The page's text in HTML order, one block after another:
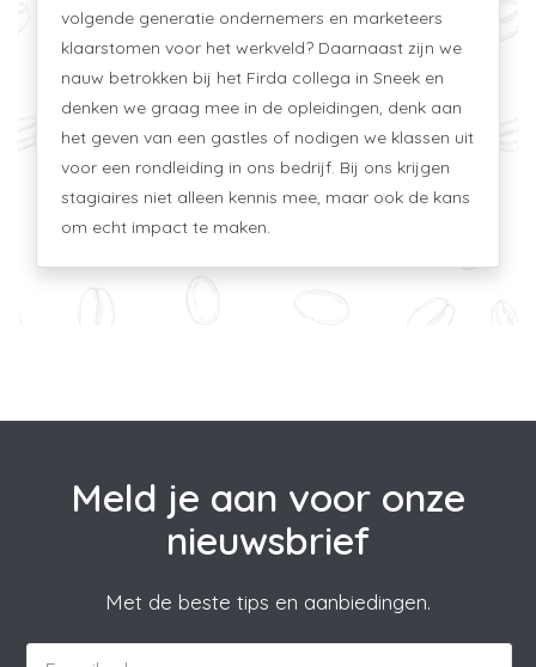
volgende generatie ondernemers en marketeers
klaarstomen voor het werkveld? Daarnaast zijn we
nauw betrokken bij het Firda collega in Sneek en
denken we graag mee in de opleidingen, denk aan
het geven van een gastles of nodigen we klassen uit
voor een rondleiding in ons bedrijf. Bij ons krijgen
stagiaires niet alleen kennis mee, maar ook de kans
om echt impact te maken.
Meld je aan voor onze
nieuwsbrief
Met de beste tips en aanbiedingen.